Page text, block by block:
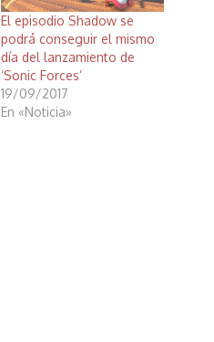
El episodio Shadow se
podrá conseguir el mismo
día del lanzamiento de
‘Sonic Forces’
19/09/2017
En «Noticia»